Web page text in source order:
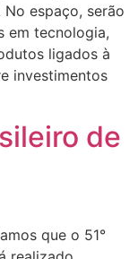
espaço, serão
em tecnologia,
ligados à
investimentos
de
que o 51°